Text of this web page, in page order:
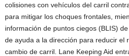
colisiones con vehículos del carril
para mitigar los choques frontales,
información de puntos ciegos (BLIS)
de ayuda a la dirección para reducir el
cambio de carril. Lane Keeping Aid